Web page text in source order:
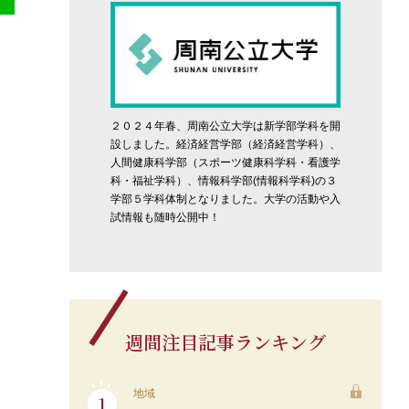
２０２４年春、周南公立大学は新学部学科を開
設しました。経済経営学部（経済経営学科）、
人間健康科学部（スポーツ健康科学科・看護学
科・福祉学科）、情報科学部(情報科学科)の３
学部５学科体制となりました。大学の活動や入
試情報も随時公開中！
週間注目記事ランキング
地域